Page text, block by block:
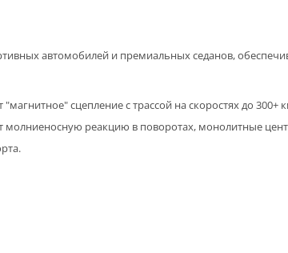
автомобилей и премиальных седанов,
сцепление с трассой на скоростях до
реакцию в поворотах, монолитные